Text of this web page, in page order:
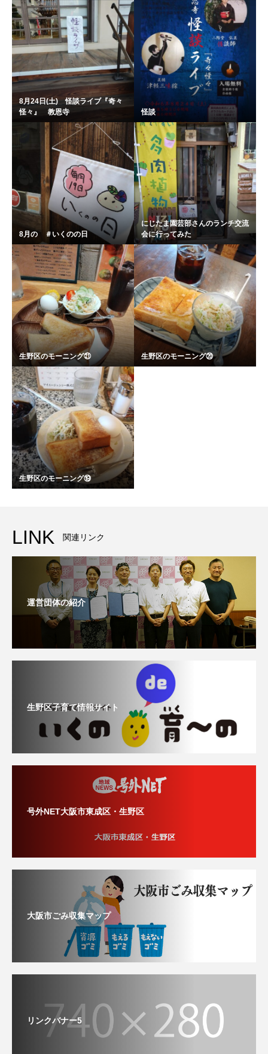
8月24日(土) 怪談ライブ『奇々
怪々』 教恩寺
怪談
8月の ＃いくのの日
にじたま園芸部さんのランチ交流
会に行ってみた
生野区のモーニング㉑ 生野区のモーニング⑳
生野区のモーニング⑲
LINK 関連リンク
運営団体の紹介
生野区子育て情報サイト
号外NET大阪市東成区・生野区
大阪市ごみ収集マップ
リンクバナー5